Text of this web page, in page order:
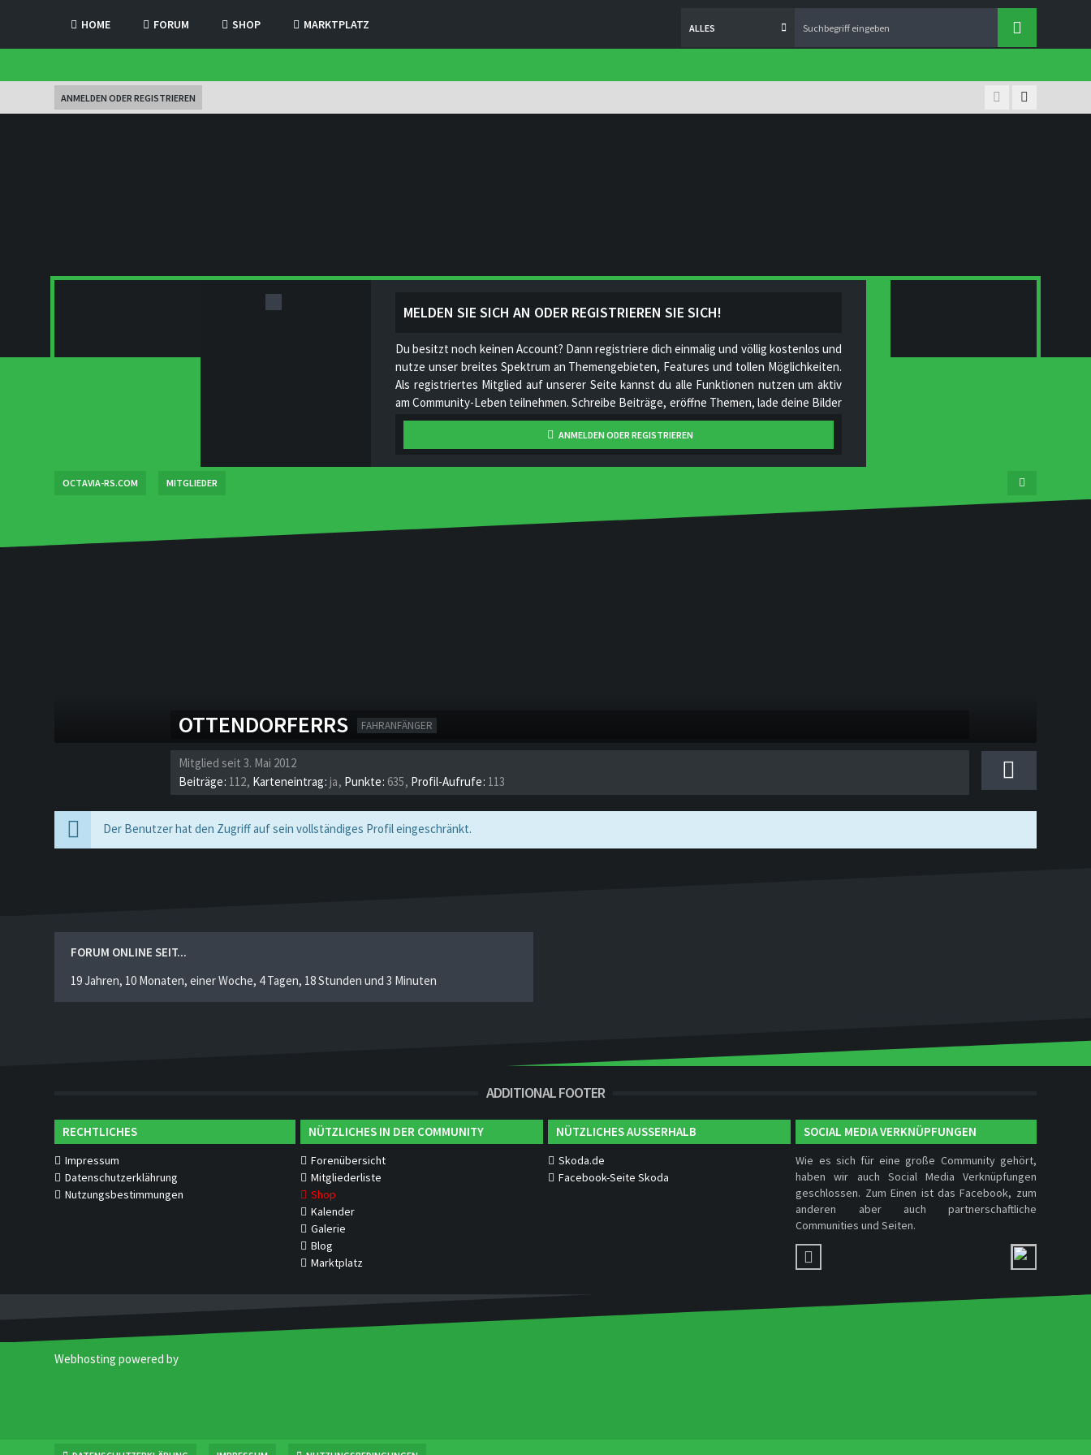
HOME FORUM SHOP MARKTPLATZ ALLES
ANMELDEN ODER REGISTRIEREN
MELDEN SIE SICH AN ODER REGISTRIEREN SIE SICH!
Du besitzt noch keinen Account? Dann registriere dich einmalig und völlig kostenlos und
nutze unser breites Spektrum an Themengebieten, Features und tollen Möglichkeiten.
Als registriertes Mitglied auf unserer Seite kannst du alle Funktionen nutzen um aktiv
am Community-Leben teilnehmen. Schreibe Beiträge, eröffne Themen, lade deine Bilder
hoch, stelle deine Videos online, unterhalte dich mit anderen Mitgliedern und helfe uns
unser Projekt stetig zu verbessern und gemeinsam zu wachsen!
ANMELDEN ODER REGISTRIEREN
OCTAVIA-RS.COM MITGLIEDER
OTTENDORFERRS FAHRANFÄNGER
Mitglied seit 3. Mai 2012
Beiträge 112 Karteneintrag ja Punkte 635 Profil-Aufrufe 113
Der Benutzer hat den Zugriff auf sein vollständiges Profil eingeschränkt.
FORUM ONLINE SEIT...
19 Jahren, 10 Monaten, einer Woche, 4 Tagen, 18 Stunden und 3 Minuten
ADDITIONAL FOOTER
RECHTLICHES
Impressum
Datenschutzerklährung
Nutzungsbestimmungen
NÜTZLICHES IN DER COMMUNITY
Forenübersicht
Mitgliederliste
Shop
Kalender
Galerie
Blog
Marktplatz
NÜTZLICHES AUSSERHALB
Skoda.de
Facebook-Seite Skoda
SOCIAL MEDIA VERKNÜPFUNGEN
Wie es sich für eine große Community gehört,
haben wir auch Social Media Verknüpfungen
geschlossen. Zum Einen ist das Facebook, zum
anderen aber auch partnerschaftliche
Communities und Seiten.
Webhosting powered by